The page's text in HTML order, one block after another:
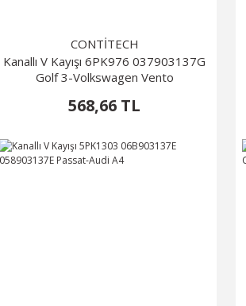
CONTİTECH
Kanallı V Kayışı 6PK976 037903137G
Golf 3-Volkswagen Vento
568,66 TL